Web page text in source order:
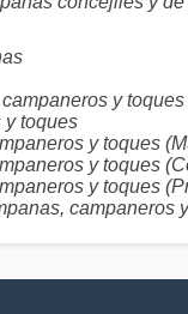
y toques
y toques
y toques
y toques
y toques
campaneros